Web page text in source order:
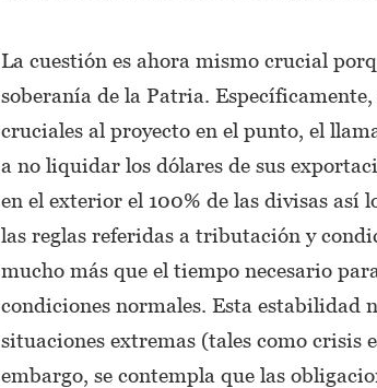
La cuestión es ahora mismo crucial
soberanía de la Patria.
cruciales al proyecto en el punto, el
a no liquidar los dólares de sus
en el exterior el 100% de las divisas así
las reglas referidas a tributación y
mucho más que el tiempo necesario
condiciones normales. Esta estabilidad
situaciones extremas (tales como crisis
embargo, se contempla que las